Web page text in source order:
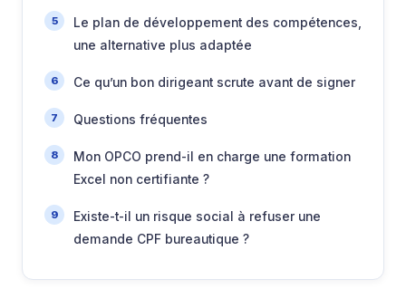
Le plan de développement des compétences,
une alternative plus adaptée
Ce qu’un bon dirigeant scrute avant de signer
Questions fréquentes
Mon OPCO prend-il en charge une formation
Excel non certifiante ?
Existe-t-il un risque social à refuser une
demande CPF bureautique ?